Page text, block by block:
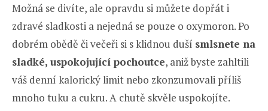
Možná se divíte, ale opravdu si můžete dopřát i
zdravé sladkosti a nejedná se pouze o oxymoron. Po
dobrém obědě či večeři si s klidnou duší smlsnete na
sladké, uspokojující pochoutce, aniž byste zahltili
váš denní kalorický limit nebo zkonzumovali příliš
mnoho tuku a cukru. A chutě skvěle uspokojíte.